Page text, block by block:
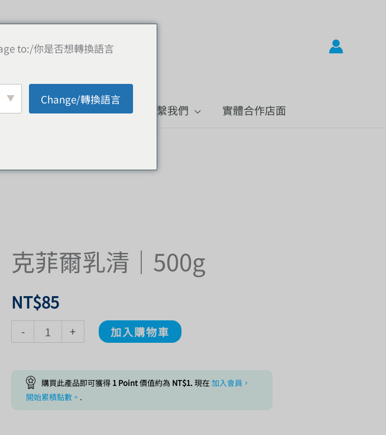
顧客評論 常見問題 聯繫我們 實體合作店面
克菲爾乳清｜500g
NT$85
-
克
菲
爾
500g
+ 加入購物車 Alternative:
購買此產品即可獲得 1 Point價值約為 NT$1.現在加入會員，
開始累積點數。 .
to:/你是否想轉換語言
Change/轉換語言